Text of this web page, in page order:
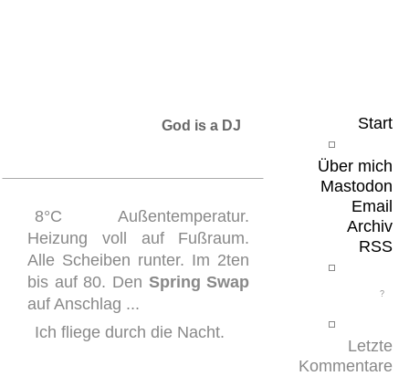
Start
Über mich
Mastodon
Email
Archiv
RSS
Letzte
Kommentare
God is a DJ
8°C Außentemperatur.
Heizung voll auf Fußraum.
Alle Scheiben runter. Im 2ten
bis auf 80. Den Spring Swap
auf Anschlag ...
Ich fliege durch die Nacht.